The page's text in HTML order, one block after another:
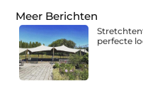
Meer Berichten
perfecte